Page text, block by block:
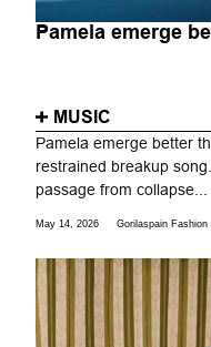
Pamela emerge
MUSIC
Pamela emerge better
restrained breakup
passage from collapse...
May 14, 2026 Gorilaspain